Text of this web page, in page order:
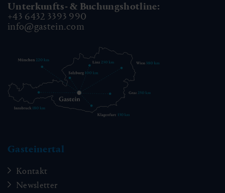
Unterkunfts- & Buchungshotline:
+43 6432 3393 990
info@gastein.com
Gasteinertal
Kontakt
Newsletter